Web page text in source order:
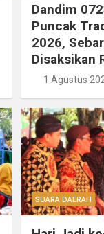
Dandim
Puncak
2026,
Disaksikan
1 Agustus
SUARA DAERAH